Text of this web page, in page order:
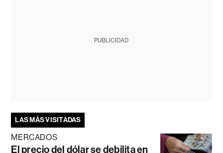
PUBLICIDAD
LAS MÁS VISITADAS
MERCADOS
El precio del dólar se debilita en